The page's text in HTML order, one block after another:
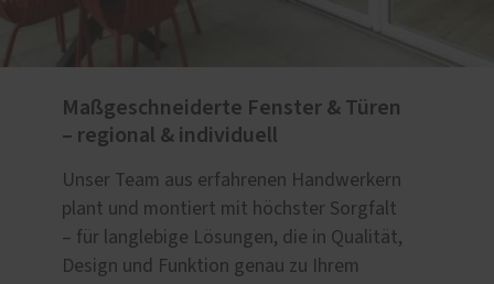
Maßgeschneiderte Fenster & Türen
– regional & individuell
Unser Team aus erfahrenen Handwerkern
plant und montiert mit höchster Sorgfalt
– für langlebige Lösungen, die in Qualität,
Design und Funktion genau zu Ihrem